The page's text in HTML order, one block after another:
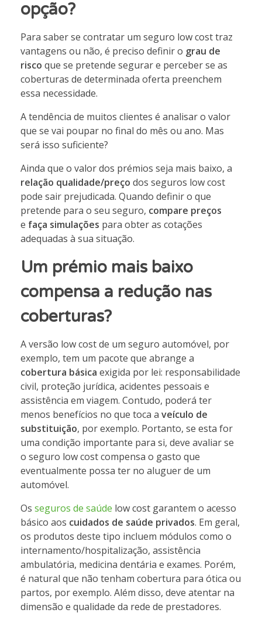
opção?
Para saber se contratar um seguro low cost traz
vantagens ou não, é preciso definir o grau de
risco que se pretende segurar e perceber se as
coberturas de determinada oferta preenchem
essa necessidade.
A tendência de muitos clientes é analisar o valor
que se vai poupar no final do mês ou ano. Mas
será isso suficiente?
Ainda que o valor dos prémios seja mais baixo, a
relação qualidade/preço dos seguros low cost
pode sair prejudicada. Quando definir o que
pretende para o seu seguro, compare preços
e faça simulações para obter as cotações
adequadas à sua situação.
Um prémio mais baixo
compensa a redução nas
coberturas?
A versão low cost de um seguro automóvel, por
exemplo, tem um pacote que abrange a
cobertura básica exigida por lei: responsabilidade
civil, proteção jurídica, acidentes pessoais e
assistência em viagem. Contudo, poderá ter
menos benefícios no que toca a veículo de
substituição, por exemplo. Portanto, se esta for
uma condição importante para si, deve avaliar se
o seguro low cost compensa o gasto que
eventualmente possa ter no aluguer de um
automóvel.
Os seguros de saúde low cost garantem o acesso
básico aos cuidados de saúde privados. Em geral,
os produtos deste tipo incluem módulos como o
internamento/hospitalização, assistência
ambulatória, medicina dentária e exames. Porém,
é natural que não tenham cobertura para ótica ou
partos, por exemplo. Além disso, deve atentar na
dimensão e qualidade da rede de prestadores.